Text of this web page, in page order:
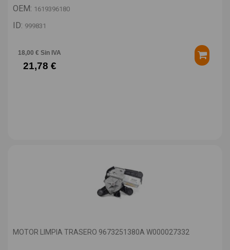
OEM: 1619396180
ID: 999831
18,00 € Sin IVA
21,78 €
MOTOR LIMPIA TRASERO 9673251380A W000027332